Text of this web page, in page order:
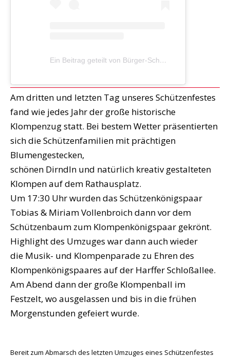
Ein Beitrag geteilt von Bürger-Schützenbruderschaft Morken-Harff 1200 e.V. (@bruderschaft_morken_harff)
Am dritten und letzten Tag unseres Schützenfestes
fand wie jedes Jahr der große historische
Klompenzug statt. Bei bestem Wetter präsentierten
sich die Schützenfamilien mit prächtigen
Blumengestecken,
schönen Dirndln und natürlich kreativ gestalteten
Klompen auf dem Rathausplatz.
Um 17:30 Uhr wurden das Schützenkönigspaar
Tobias & Miriam Vollenbroich dann vor dem
Schützenbaum zum Klompenkönigspaar gekrönt.
Highlight des Umzuges war dann auch wieder
die Musik- und Klompenparade zu Ehren des
Klompenkönigspaares auf der Harffer Schloßallee.
Am Abend dann der große Klompenball im
Festzelt, wo ausgelassen und bis in die frühen
Morgenstunden gefeiert wurde.
Bereit zum Abmarsch des letzten Umzuges eines Schützenfestes